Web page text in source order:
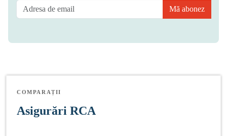
Mă abonez
COMPARAȚII
Asigurări RCA